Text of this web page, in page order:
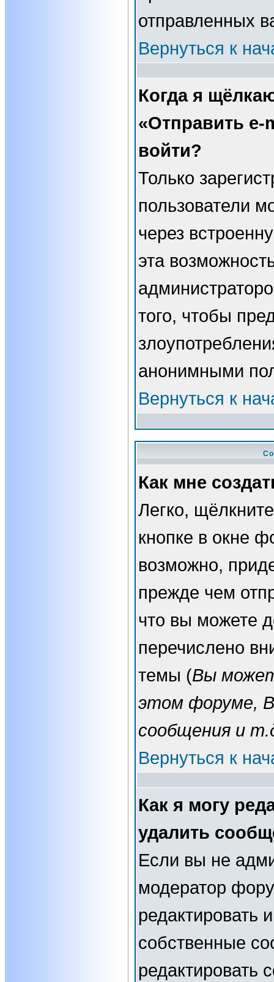
отправленных
Вернуться к
Когда я
«Отправить e-
войти?
Только
пользователи
через
эта
того, чтобы
анонимными
Вернуться к
Как мне
Легко,
кнопке в окне
возможно,
прежде чем
что вы можете
перечислено
темы (Вы
этом форуме,
сообщения и
Вернуться к
Как я могу
удалить
Если вы не
модератор
редактировать
собственные
редактировать